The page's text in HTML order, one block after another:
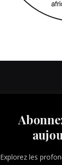
Explorez les